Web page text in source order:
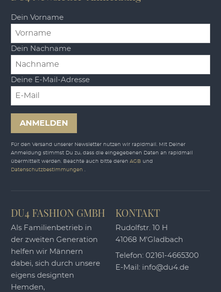
Dein Vorname
Dein Nachname
Deine E-Mail-Adresse
ANMELDEN
Für den Versand unserer Newsletter nutzen wir rapidmail. Mit Deiner
Anmeldung stimmst Du zu, dass die eingegebenen Daten an rapidmail
übermittelt werden. Beachte auch bitte derenAGB und
Datenschutzbestimmungen.
DU4 FASHION GMBH
Als Familienbetrieb in
der zweiten Generation
helfen wir Männern
dabei, sich durch unsere
eigens designten
Hemden,
KONTAKT
Rudolfstr. 10 H
41068 M'Gladbach
Telefon:02161-4665300
E-Mail: info@du4.de